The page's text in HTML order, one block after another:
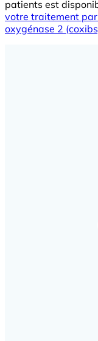
patients est
votre traitement
oxygénase 2